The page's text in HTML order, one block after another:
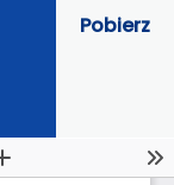
Pobierz